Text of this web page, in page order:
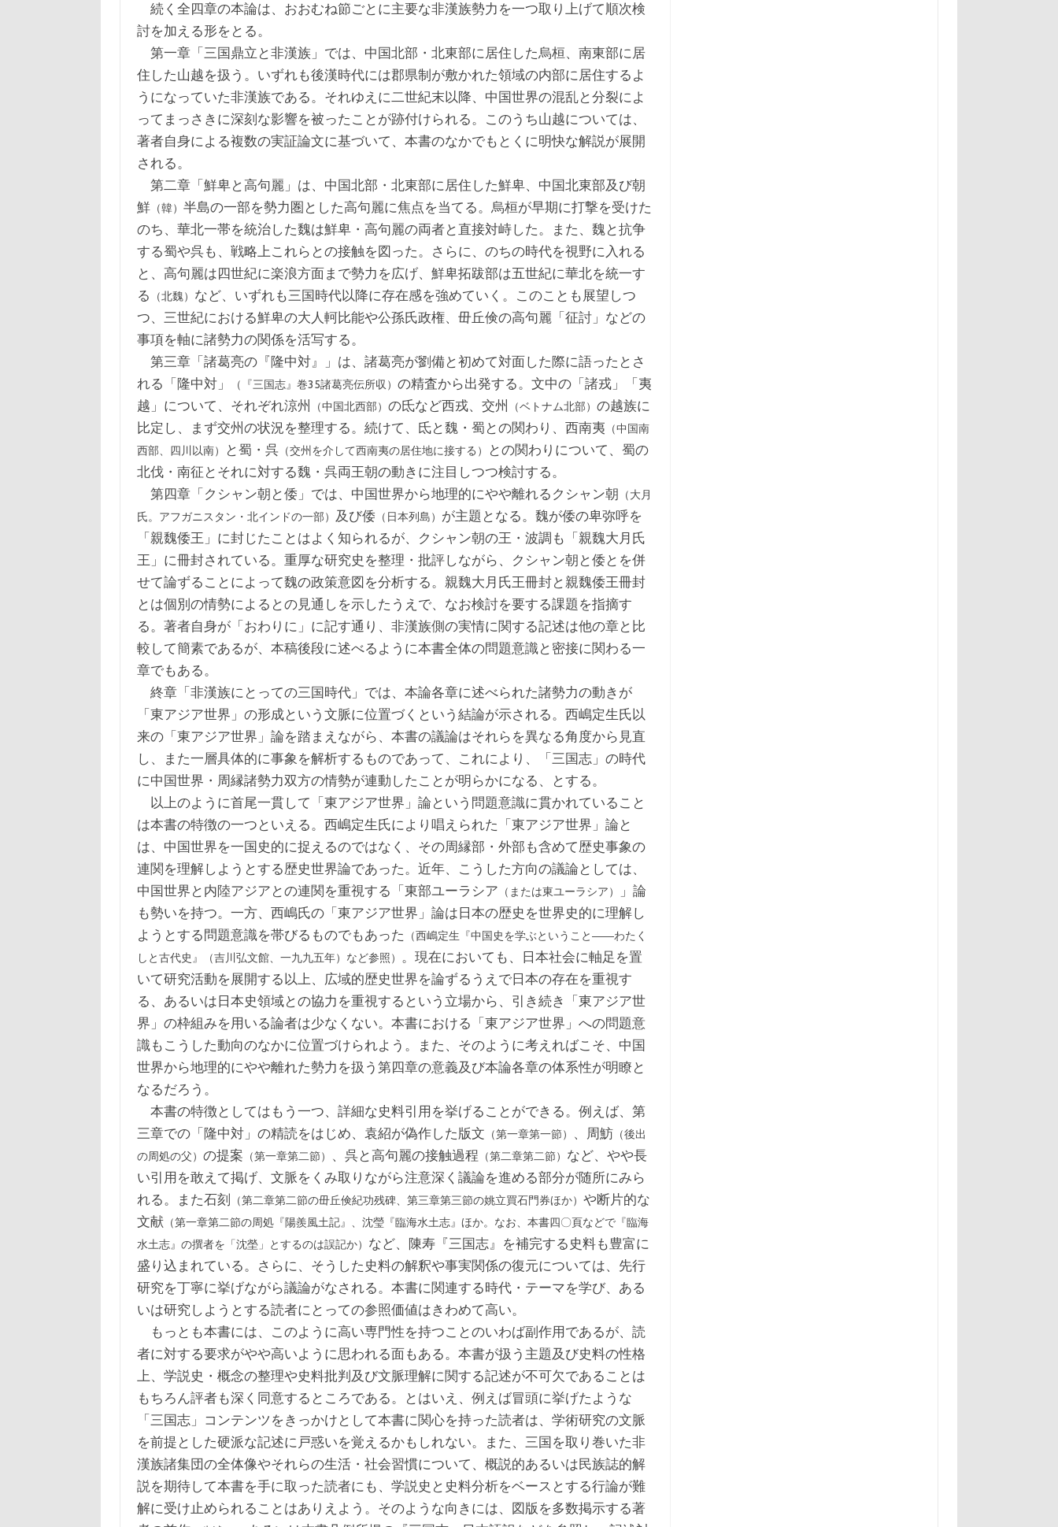
続く全四章の本論は、おおむね節ごとに主要な非漢族勢力を一つ取り上げて順次検
討を加える形をとる。
第一章「三国鼎立と非漢族」では、中国北部・北東部に居住した烏桓、南東部に居
住した山越を扱う。いずれも後漢時代には郡県制が敷かれた領域の内部に居住するよ
うになっていた非漢族である。それゆえに二世紀末以降、中国世界の混乱と分裂によ
ってまっさきに深刻な影響を被ったことが跡付けられる。このうち山越については、
著者自身による複数の実証論文に基づいて、本書のなかでもとくに明快な解説が展開
される。
第二章「鮮卑と高句麗」は、中国北部・北東部に居住した鮮卑、中国北東部及び朝
鮮（韓） 半島の一部を勢力圏とした高句麗に焦点を当てる。烏桓が早期に打撃を受けた
のち、華北一帯を統治した魏は鮮卑・高句麗の両者と直接対峙した。また、魏と抗争
する蜀や呉も、戦略上これらとの接触を図った。さらに、のちの時代を視野に入れる
と、高句麗は四世紀に楽浪方面まで勢力を広げ、鮮卑拓跋部は五世紀に華北を統一す
る
（北魏） など、いずれも三国時代以降に存在感を強めていく。このことも展望しつ
つ、三世紀における鮮卑の大人軻比能や公孫氏政権、毌丘倹の高句麗「征討」などの
事項を軸に諸勢力の関係を活写する。
第三章「諸葛亮の『隆中対』」は、諸葛亮が劉備と初めて対面した際に語ったとさ
れる「隆中対」
（『三国志』巻35諸葛亮伝所収） の精査から出発する。文中の「諸戎」「夷
越」について、それぞれ涼州
（中国北西部） の氐など西戎、交州 （ベトナム北部） の越族に
比定し、まず交州の状況を整理する。続けて、氐と魏・蜀との関わり、西南夷 （中国南
西部、四川以南）
と蜀・呉（交州を介して西南夷の居住地に接する）
との関わりについて、蜀の
北伐・南征とそれに対する魏・呉両王朝の動きに注目しつつ検討する。
第四章「クシャン朝と倭」では、中国世界から地理的にやや離れるクシャン朝 （大月
氏。アフガニスタン・北インドの一部）
及び倭（日本列島） が主題となる。魏が倭の卑弥呼を
「親魏倭王」に封じたことはよく知られるが、クシャン朝の王・波調も「親魏大月氏
王」に冊封されている。重厚な研究史を整理・批評しながら、クシャン朝と倭とを併
せて論ずることによって魏の政策意図を分析する。親魏大月氏王冊封と親魏倭王冊封
とは個別の情勢によるとの見通しを示したうえで、なお検討を要する課題を指摘す
る。著者自身が「おわりに」に記す通り、非漢族側の実情に関する記述は他の章と比
較して簡素であるが、本稿後段に述べるように本書全体の問題意識と密接に関わる一
章でもある。
終章「非漢族にとっての三国時代」では、本論各章に述べられた諸勢力の動きが
「東アジア世界」の形成という文脈に位置づくという結論が示される。西嶋定生氏以
来の「東アジア世界」論を踏まえながら、本書の議論はそれらを異なる角度から見直
し、また一層具体的に事象を解析するものであって、これにより、「三国志」の時代
に中国世界・周縁諸勢力双方の情勢が連動したことが明らかになる、とする。
以上のように首尾一貫して「東アジア世界」論という問題意識に貫かれていること
は本書の特徴の一つといえる。西嶋定生氏により唱えられた「東アジア世界」論と
は、中国世界を一国史的に捉えるのではなく、その周縁部・外部も含めて歴史事象の
連関を理解しようとする歴史世界論であった。近年、こうした方向の議論としては、
中国世界と内陸アジアとの連関を重視する「東部ユーラシア （または東ユーラシア）
」論
も勢いを持つ。一方、西嶋氏の「東アジア世界」論は日本の歴史を世界史的に理解し
ようとする問題意識を帯びるものでもあった
（西嶋定生『中国史を学ぶということ――わたく
しと古代史』（吉川弘文館、一九九五年）など参照）
。現在においても、日本社会に軸足を置
いて研究活動を展開する以上、広域的歴史世界を論ずるうえで日本の存在を重視す
る、あるいは日本史領域との協力を重視するという立場から、引き続き「東アジア世
界」の枠組みを用いる論者は少なくない。本書における「東アジア世界」への問題意
識もこうした動向のなかに位置づけられよう。また、そのように考えればこそ、中国
世界から地理的にやや離れた勢力を扱う第四章の意義及び本論各章の体系性が明瞭と
なるだろう。
本書の特徴としてはもう一つ、詳細な史料引用を挙げることができる。例えば、第
三章での「隆中対」の精読をはじめ、袁紹が偽作した版文 （第一章第一節） 、周魴（後出
の周処の父） の提案 （第一章第二節） 、呉と高句麗の接触過程 （第二章第二節） など、やや長
い引用を敢えて掲げ、文脈をくみ取りながら注意深く議論を進める部分が随所にみら
れる。また石刻 （第二章第二節の毌丘倹紀功残碑、第三章第三節の姚立買石門券ほか） や断片的な
文献（第一章第二節の周処『陽羨風土記』、沈瑩『臨海水土志』ほか。なお、本書四〇頁などで『臨海
水土志』の撰者を「沈塋」とするのは誤記か） など、陳寿『三国志』を補完する史料も豊富に
盛り込まれている。さらに、そうした史料の解釈や事実関係の復元については、先行
研究を丁寧に挙げながら議論がなされる。本書に関連する時代・テーマを学び、ある
いは研究しようとする読者にとっての参照価値はきわめて高い。
もっとも本書には、このように高い専門性を持つことのいわば副作用であるが、読
者に対する要求がやや高いように思われる面もある。本書が扱う主題及び史料の性格
上、学説史・概念の整理や史料批判及び文脈理解に関する記述が不可欠であることは
もちろん評者も深く同意するところである。とはいえ、例えば冒頭に挙げたような
「三国志」コンテンツをきっかけとして本書に関心を持った読者は、学術研究の文脈
を前提とした硬派な記述に戸惑いを覚えるかもしれない。また、三国を取り巻いた非
漢族諸集団の全体像やそれらの生活・社会習慣について、概説的あるいは民族誌的解
説を期待して本書を手に取った読者にも、学説史と史料分析をベースとする行論が難
解に受け止められることはありえよう。そのような向きには、図版を多数掲示する著